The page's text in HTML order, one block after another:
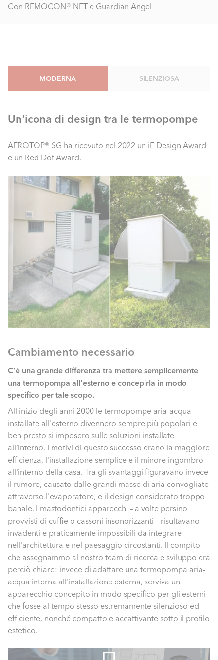
Con REMOCON® NET e Guardian Angel
MODERNA SILENZIOSA
Un'icona di design tra le termopompe
AEROTOP® SG ha ricevuto nel 2022 un iF Design Award
e un Red Dot Award.
Cambiamento necessario
C'è una grande differenza tra mettere semplicemente
una termopompa all'esterno e concepirla in modo
specifico per tale scopo.
All'inizio degli anni 2000 le termopompe aria-acqua
installate all'esterno divennero sempre più popolari e
ben presto si imposero sulle soluzioni installate
all'interno. I motivi di questo successo erano la maggiore
efficienza, l'installazione semplice e il minore ingombro
all'interno della casa. Tra gli svantaggi figuravano invece
il rumore, causato dalle grandi masse di aria convogliate
attraverso l'evaporatore, e il design considerato troppo
banale. I mastodontici apparecchi – a volte persino
provvisti di cuffie o cassoni insonorizzanti – risultavano
invadenti e praticamente impossibili da integrare
nell'architettura e nel paesaggio circostanti. Il compito
che assegnammo al nostro team di ricerca e sviluppo era
perciò chiaro: invece di adattare una termopompa aria-
acqua interna all'installazione esterna, serviva un
apparecchio concepito in modo specifico per gli esterni
che fosse al tempo stesso estremamente silenzioso ed
efficiente, nonché compatto e accattivante sotto il profilo
estetico.